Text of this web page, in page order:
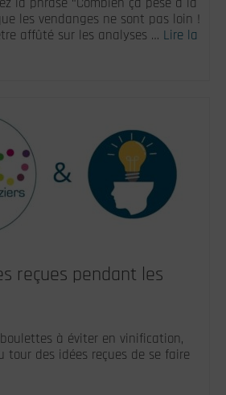
les vendanges ne sont pas loin !
affûté sur les analyses … Lire la
reçues pendant les
à éviter en vinification,
tour des idées reçues de se faire